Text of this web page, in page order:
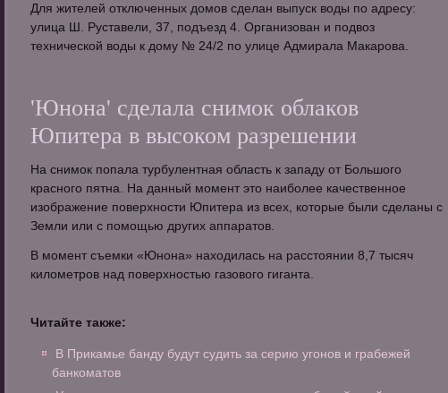
Для жителей отключенных домов сделан выпуск воды по адресу:
улица Ш. Руставели, 37, подъезд 4. Организован и подвоз
технической воды к дому № 24/2 по улице Адмирала Макарова.
'Юнона' сделала снимок облаков
Юпитера в высоком разрешении
На снимок попала турбулентная область к западу от Большого
красного пятна. На данный момент это наиболее качественное
изображение поверхности Юпитера из всех, которые были сделаны с
Земли или с помощью других аппаратов.
В момент съемки «Юнона» находилась на расстоянии 8,7 тысяч
километров над поверхностью газового гиганта.
Читайте также:
В Прикамье банду будут судить за серию угонов и грабежей
банкоматов